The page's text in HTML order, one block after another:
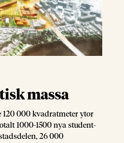
massa
120 000 kvadratmeter ytor
1000-1500 nya student-
26 000